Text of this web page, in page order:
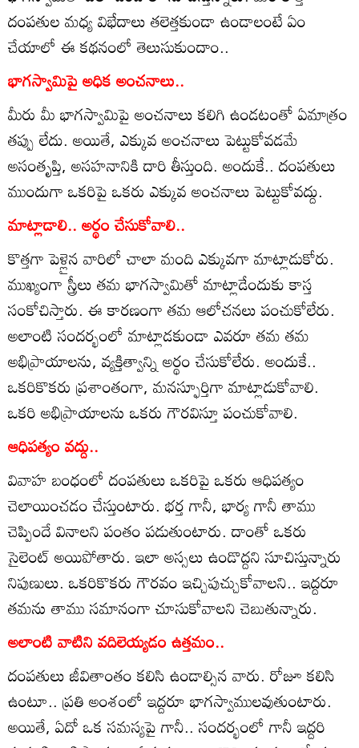
దంపతుల మధ్య విభేదాలు తలెత్తకుండా ఉండాలంటే ఏం
చేయాలో ఈ కథనంలో తెలుసుకుందాం..
భాగస్వామిపై అధిక అంచనాలు..
మీరు మీ భాగస్వామిపై అంచనాలు కలిగి ఉండటంతో ఏమాత్రం
తప్పు లేదు. అయితే, ఎక్కువ అంచనాలు పెట్టుకోవడమే
అసంతృప్తి, అసహనానికి దారి తీస్తుంది. అందుకే.. దంపతులు
ముందుగా ఒకరిపై ఒకరు ఎక్కువ అంచనాలు పెట్టుకోవద్దు.
మాట్లాడాలి.. అర్థం చేసుకోవాలి..
కొత్తగా పెళ్లైన వారిలో చాలా మంది ఎక్కువగా మాట్లాడుకోరు.
ముఖ్యంగా స్త్రీలు తమ భాగస్వామితో మాట్లాడేందుకు కాస్త
సంకోచిస్తారు. ఈ కారణంగా తమ ఆలోచనలు పంచుకోలేరు.
అలాంటి సందర్భంలో మాట్లాడకుండా ఎవరూ తమ తమ
అభిప్రాయాలను, వ్యక్తిత్వాన్ని అర్థం చేసుకోలేరు. అందుకే..
ఒకరికొకరు ప్రశాంతంగా, మనస్ఫూర్తిగా మాట్లాడుకోవాలి.
ఒకరి అభిప్రాయాలను ఒకరు గౌరవిస్తూ పంచుకోవాలి.
ఆధిపత్యం వద్దు..
వివాహ బంధంలో దంపతులు ఒకరిపై ఒకరు ఆధిపత్యం
చెలాయించడం చేస్తుంటారు. భర్త గానీ, భార్య గానీ తాము
చెప్పిందే వినాలని పంతం పడుతుంటారు. దాంతో ఒకరు
సైలెంట్ అయిపోతారు. ఇలా అస్సలు ఉండొద్దని సూచిస్తున్నారు
నిపుణులు. ఒకరికొకరు గౌరవం ఇచ్చిపుచ్చుకోవాలని.. ఇద్దరూ
తమను తాము సమానంగా చూసుకోవాలని చెబుతున్నారు.
అలాంటి వాటిని వదిలెయ్యడం ఉత్తమం..
దంపతులు జీవితాంతం కలిసి ఉండాల్సిన వారు. రోజూ కలిసి
ఉంటూ.. ప్రతి అంశంలో ఇద్దరూ భాగస్వాములవుతుంటారు.
అయితే, ఏదో ఒక సమస్యపై గానీ.. సందర్భంలో గానీ ఇద్దరి